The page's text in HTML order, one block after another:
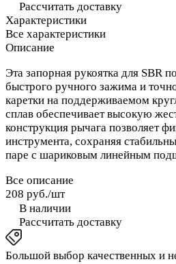
Рассчитать доставку
Характеристики
Все характеристики
Описание
Эта запорная рукоятка для SBR
быстрого ручного зажима и
каретки на поддерживаемом
сплав обеспечивает высокую
конструкция рычага позволяет
инструмента, сохраняя
паре с шариковым линейным
Все описание
208 руб./шт
В наличии
Рассчитать доставку
Большой выбор качественных и